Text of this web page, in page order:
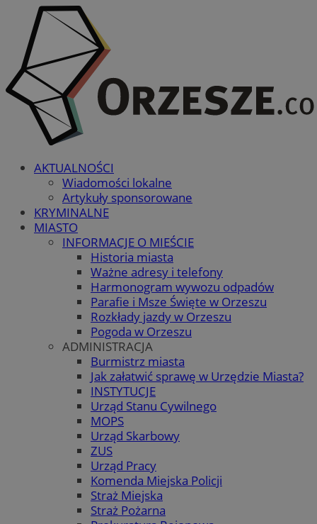
AKTUALNOŚCI
Wiadomości lokalne
Artykuły sponsorowane
KRYMINALNE
MIASTO
INFORMACJE O MIEŚCIE
Historia miasta
Ważne adresy i telefony
Harmonogram wywozu odpadów
Parafie i Msze Święte w Orzeszu
Rozkłady jazdy w Orzeszu
Pogoda w Orzeszu
ADMINISTRACJA
Burmistrz miasta
Jak załatwić sprawę w Urzędzie Miasta?
INSTYTUCJE
Urząd Stanu Cywilnego
MOPS
Urząd Skarbowy
ZUS
Urząd Pracy
Komenda Miejska Policji
Straż Miejska
Straż Pożarna